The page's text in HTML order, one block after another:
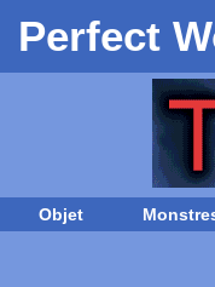
Perfect
Objet